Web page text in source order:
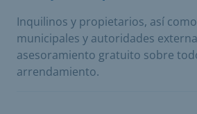
Inquilinos y propietarios, así
municipales y autoridades
asesoramiento gratuito sobre
arrendamiento.